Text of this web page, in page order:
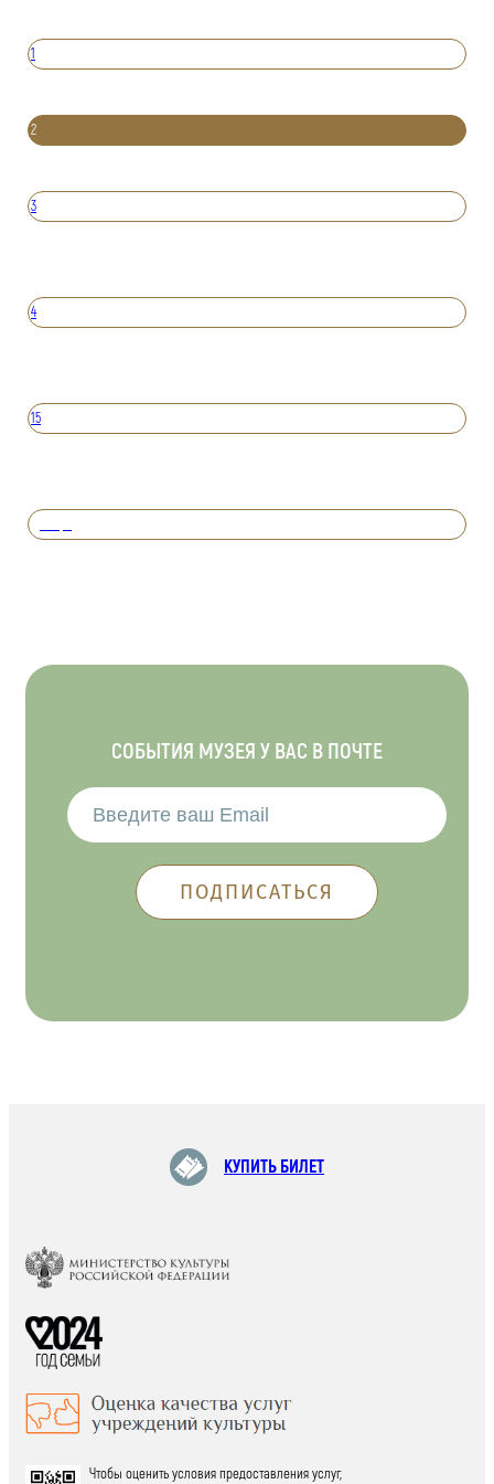
1
2
3
4
15
СОБЫТИЯ МУЗЕЯ У ВАС В ПОЧТЕ
КУПИТЬ БИЛЕТ
Чтобы оценить условия предоставления услуг,